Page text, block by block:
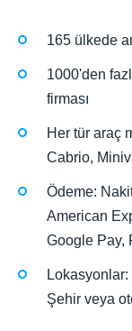
165 ülkede
1000'den
firması
Her tür araç
Cabrio,
Ödeme:
American
Google Pay,
Şehir veya